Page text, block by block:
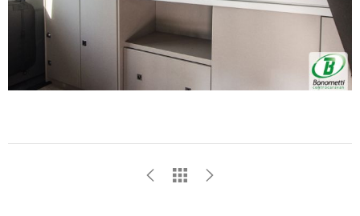
raccolto dal suo utilizzo dei loro servizi.